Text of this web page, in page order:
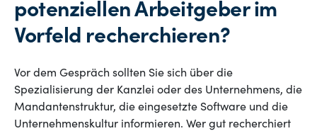
potenziellen Arbeitgeber im
Vorfeld recherchieren?
Vor dem Gespräch sollten Sie sich über die
Spezialisierung der Kanzlei oder des Unternehmens, die
Mandantenstruktur, die eingesetzte Software und die
Unternehmenskultur informieren. Wer gut recherchiert